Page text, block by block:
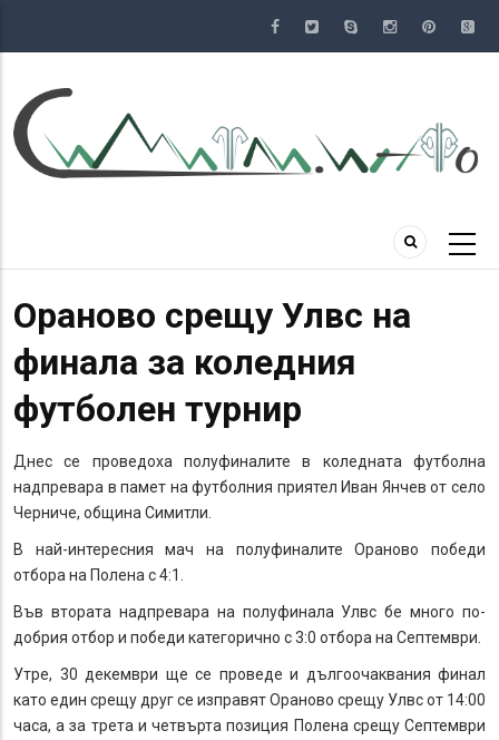
съдържание
Ораново срещу Улвс на
финала за коледния
футболен турнир
Днес се проведоха полуфиналите в коледната футболна
надпревара в памет на футболния приятел Иван Янчев от село
Черниче, община Симитли.
В най-интересния мач на полуфиналите Ораново победи
отбора на Полена с 4:1.
Във втората надпревара на полуфинала Улвс бе много по-
добрия отбор и победи категорично с 3:0 отбора на Септември.
Утре, 30 декември ще се проведе и дългоочаквания финал
като един срещу друг се изправят Ораново срещу Улвс от 14:00
часа, а за трета и четвърта позиция Полена срещу Септември